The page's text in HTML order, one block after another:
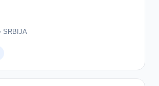
SRBIJA